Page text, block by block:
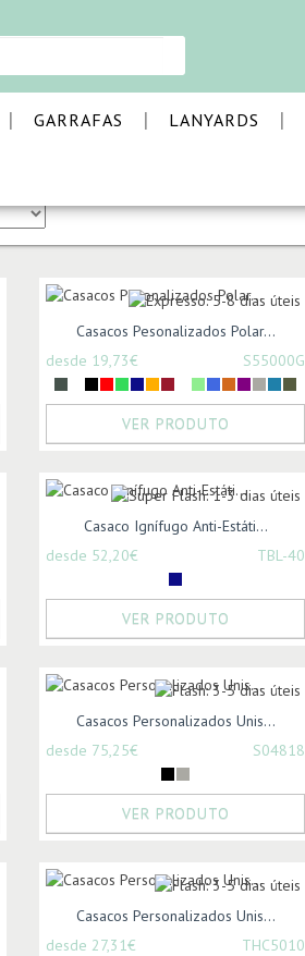
| GARRAFAS | LANYARDS |
Casacos Pesonalizados Polar...
desde 19,73€
S55000G
VER PRODUTO
Casaco Ignífugo Anti-Estáti...
desde 52,20€
TBL-40
VER PRODUTO
Casacos Personalizados Unis...
desde 75,25€
S04818
VER PRODUTO
Casacos Personalizados Unis...
desde 27,31€
THC5010